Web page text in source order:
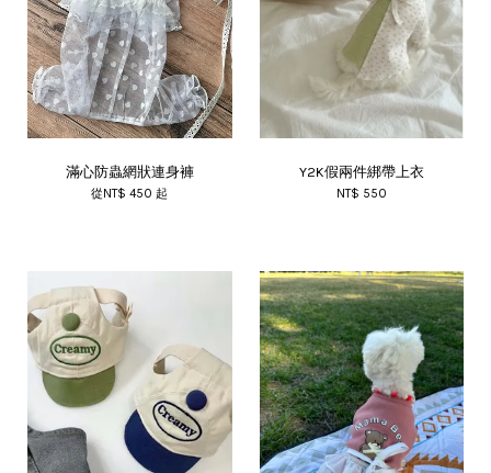
滿心防蟲網狀連身褲
從NT$ 450起
Y2K假兩件綁帶上衣
NT$ 550